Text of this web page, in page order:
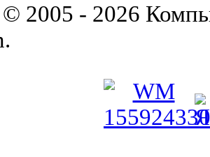
2005 - 2026